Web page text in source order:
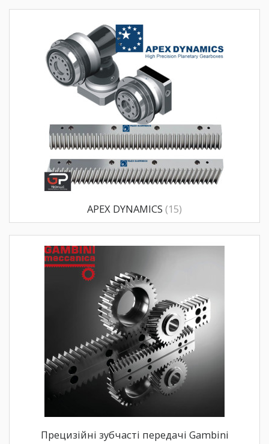
APEX DYNAMICS (15)
Прецизійні зубчасті передачі Gambini